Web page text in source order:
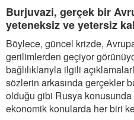
Burjuvazi, gerçek bir
yeteneksiz ve yetersiz
Böylece, güncel krizde,
gerilimlerden geçiyor
bağlılıklarıyla ilgili
sözlerin arkasında gerçekler
olduğu gibi Rusya
ekonomik konularda her biri